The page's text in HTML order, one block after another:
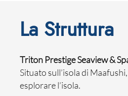
La Struttura
Triton Prestige Seaview &
Situato sull’isola di
esplorare l’isola.